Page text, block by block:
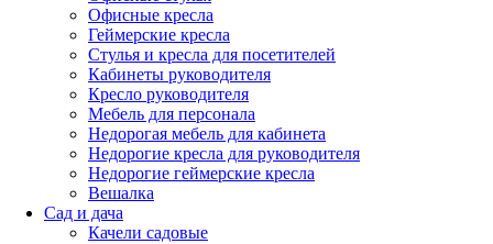
Офисные кресла
Геймерские кресла
Стулья и кресла для посетителей
Кабинеты руководителя
Кресло руководителя
Мебель для персонала
Недорогая мебель для кабинета
Недорогие кресла для руководителя
Недорогие геймерские кресла
Вешалка
Сад и дача
Качели садовые